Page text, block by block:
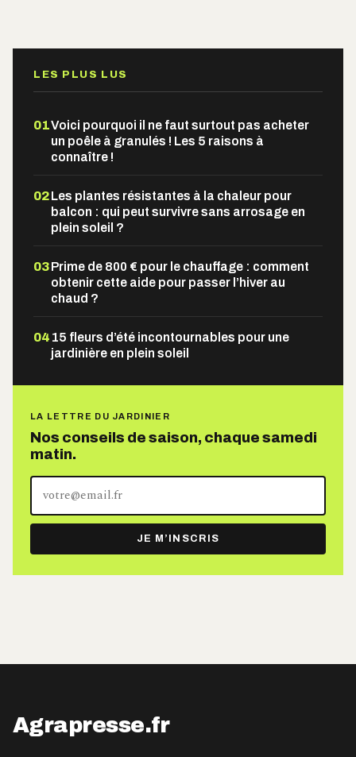
LES PLUS LUS
01Voici pourquoi il ne faut surtout pas acheter
un poêle à granulés ! Les 5 raisons à
connaître !
02Les plantes résistantes à la chaleur pour
balcon : qui peut survivre sans arrosage en
plein soleil ?
03Prime de 800 € pour le chauffage : comment
obtenir cette aide pour passer l’hiver au
chaud ?
04 15 fleurs d’été incontournables pour une
jardinière en plein soleil
LA LETTRE DU JARDINIER
Nos conseils de saison, chaque samedi
matin.
Votre
adresse
e-
mail
JE M’INSCRIS
Agrapresse.fr